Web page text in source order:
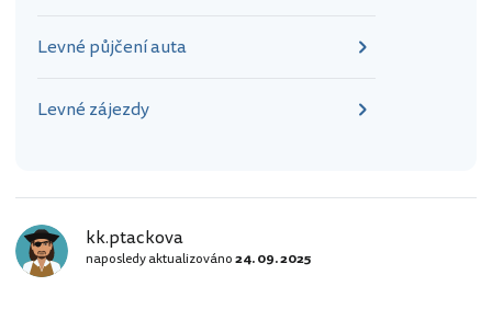
Levné půjčení auta
Levné zájezdy
kk.ptackova
naposledy aktualizováno24. 09. 2025